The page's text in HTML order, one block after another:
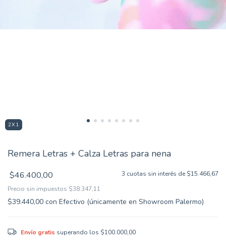
2X1
Remera Letras + Calza Letras para nena
$46.400,00 3 cuotas sin interés de $15.466,67
Precio sin impuestos $38.347,11
$39.440,00 con Efectivo (únicamente en Showroom Palermo)
Envío gratis superando los $100.000,00